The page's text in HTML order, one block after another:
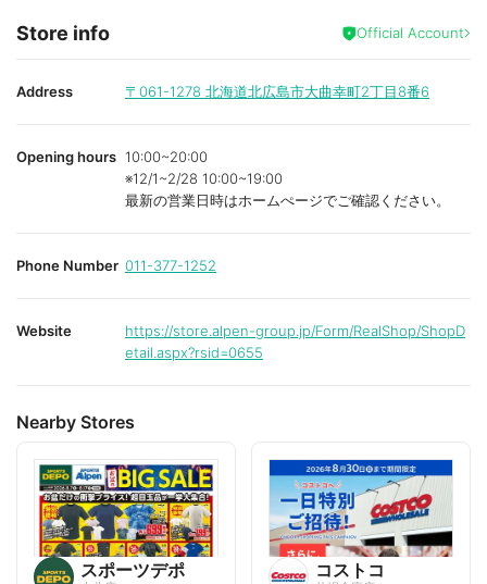
i
t
Store info Official Account
Address 〒061-1278 北海道北広島市大曲幸町2丁目8番6
Opening hours 10:00~20:00
※12/1~2/28 10:00~19:00
最新の営業日時はホームぺージでご確認ください。
Phone Number 011-377-1252
Website
https://store.alpen-group.jp/Form/RealShop/ShopD
etail.aspx?rsid=0655
Nearby Stores
スポーツデポ コストコ